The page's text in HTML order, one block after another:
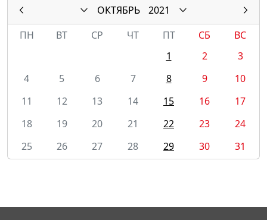
ОКТЯБРЬ
2021
ПН
ВТ СР ЧТ ПТ СБ
ВС
1
2
3
4
5 6 7 8 9
10
11
12 13 14 15 16
17
18
19 20 21 22 23
24
25
26 27 28 29 30 31